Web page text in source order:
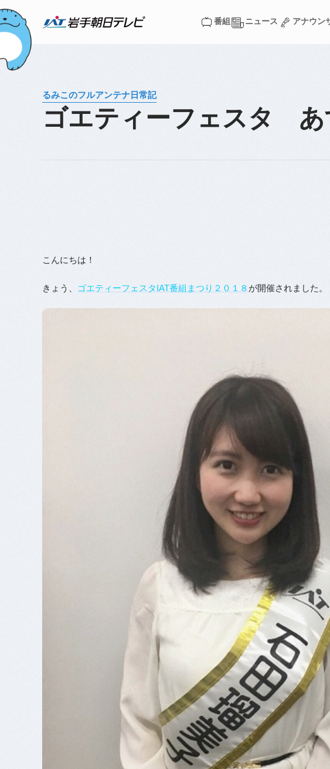
番組
ニュース
アナウン
るみこのフルアンテナ日常記
ゴエティーフェスタ あ
こんにちは！
きょう、 ゴエティーフェスタIAT番組まつり２０１８ が開催されました。